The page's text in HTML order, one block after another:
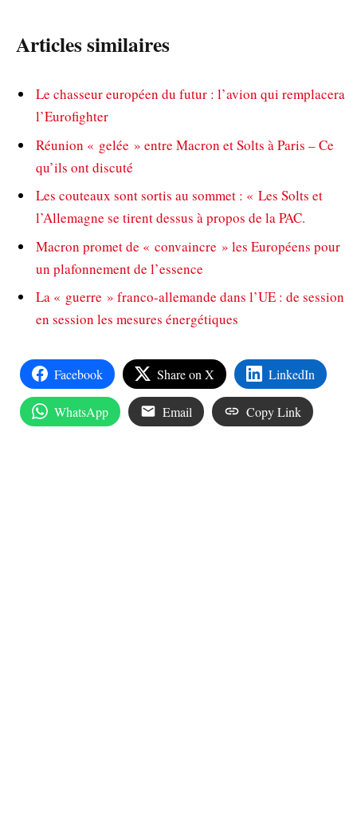
Articles similaires
Le chasseur européen du futur : l’avion qui remplacera
l’Eurofighter
Réunion « gelée » entre Macron et Solts à Paris – Ce
qu’ils ont discuté
Les couteaux sont sortis au sommet : « Les Solts et
l’Allemagne se tirent dessus à propos de la PAC.
Macron promet de « convaincre » les Européens pour
un plafonnement de l’essence
La « guerre » franco-allemande dans l’UE : de session
en session les mesures énergétiques
Facebook Share on X LinkedIn
WhatsApp Email Copy Link